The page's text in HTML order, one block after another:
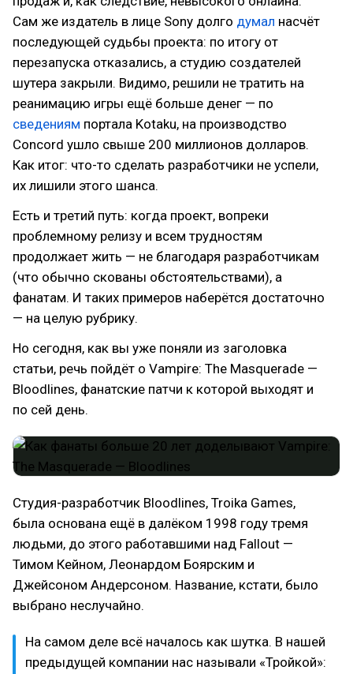
Сам же издатель в лице Sony долго думал насчёт
последующей судьбы проекта: по итогу от
перезапуска отказались, а студию создателей
шутера закрыли. Видимо, решили не тратить на
реанимацию игры ещё больше денег — по
сведениям портала Kotaku, на производство
Concord ушло свыше 200 миллионов долларов.
Как итог: что-то сделать разработчики не успели,
их лишили этого шанса.
Есть и третий путь: когда проект, вопреки
проблемному релизу и всем трудностям
продолжает жить — не благодаря разработчикам
(что обычно скованы обстоятельствами), а
фанатам. И таких примеров наберётся достаточно
— на целую рубрику.
Но сегодня, как вы уже поняли из заголовка
статьи, речь пойдёт о Vampire: The Masquerade —
Bloodlines, фанатские патчи к которой выходят и
по сей день.
Студия-разработчик Bloodlines, Troika Games,
была основана ещё в далёком 1998 году тремя
людьми, до этого работавшими над Fallout —
Тимом Кейном, Леонардом Боярским и
Джейсоном Андерсоном. Название, кстати, было
выбрано неслучайно.
На самом деле всё началось как шутка. В нашей
предыдущей компании нас называли «Тройкой»: